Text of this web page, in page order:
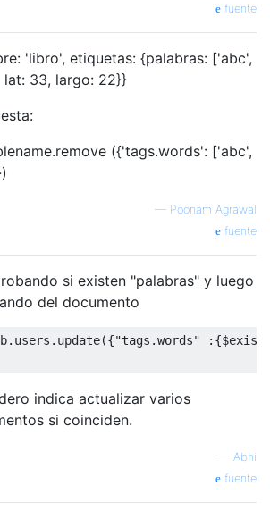
fuente
'libro', etiquetas: {palabras: ['abc',
lat: 33, largo: 22}}
({'tags.words': ['abc',
— Poonam Agrawal
fuente
si existen "palabras" y luego
del documento
. users . update({"tags.words" :{
indica actualizar varios
si coinciden.
— Abhi
fuente